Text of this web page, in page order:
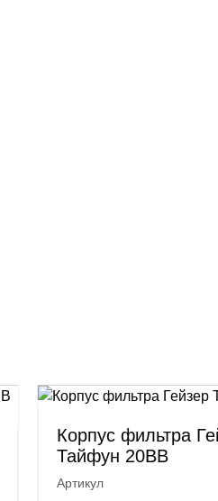
Корпус фильтра
Тайфун 20ВВ
Артикул